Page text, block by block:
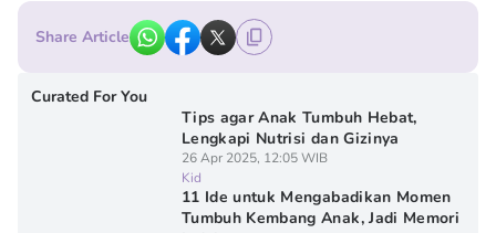
Share Article
Curated For You
Tips agar Anak Tumbuh Hebat,
Lengkapi Nutrisi dan Gizinya
26 Apr 2025, 12:05 WIB
Kid
11 Ide untuk Mengabadikan Momen
Tumbuh Kembang Anak, Jadi Memori